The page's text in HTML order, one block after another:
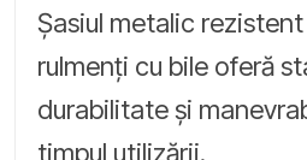
Șasiul metalic
rulmenți cu bile oferă
durabilitate și
timpul utilizării.